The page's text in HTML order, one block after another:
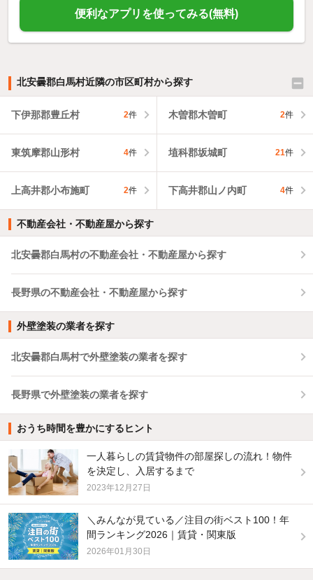
便利なアプリを使ってみる(無料)
北安曇郡白馬村近隣の市区町村から探す
下伊那郡豊丘村 2件 木曽郡木曽町 2件
東筑摩郡山形村 4件 埴科郡坂城町 21件
上高井郡小布施町 2件 下高井郡山ノ内町 4件
不動産会社・不動産屋から探す
北安曇郡白馬村の不動産会社・不動産屋から探す
長野県の不動産会社・不動産屋から探す
外壁塗装の業者を探す
北安曇郡白馬村で外壁塗装の業者を探す
長野県で外壁塗装の業者を探す
おうち時間を豊かにするヒント
一人暮らしの賃貸物件の部屋探しの流れ！物件
を決定し、入居するまで
2023年12月27日
＼みんなが見ている／注目の街ベスト100！年
間ランキング2026｜賃貸・関東版
2026年01月30日